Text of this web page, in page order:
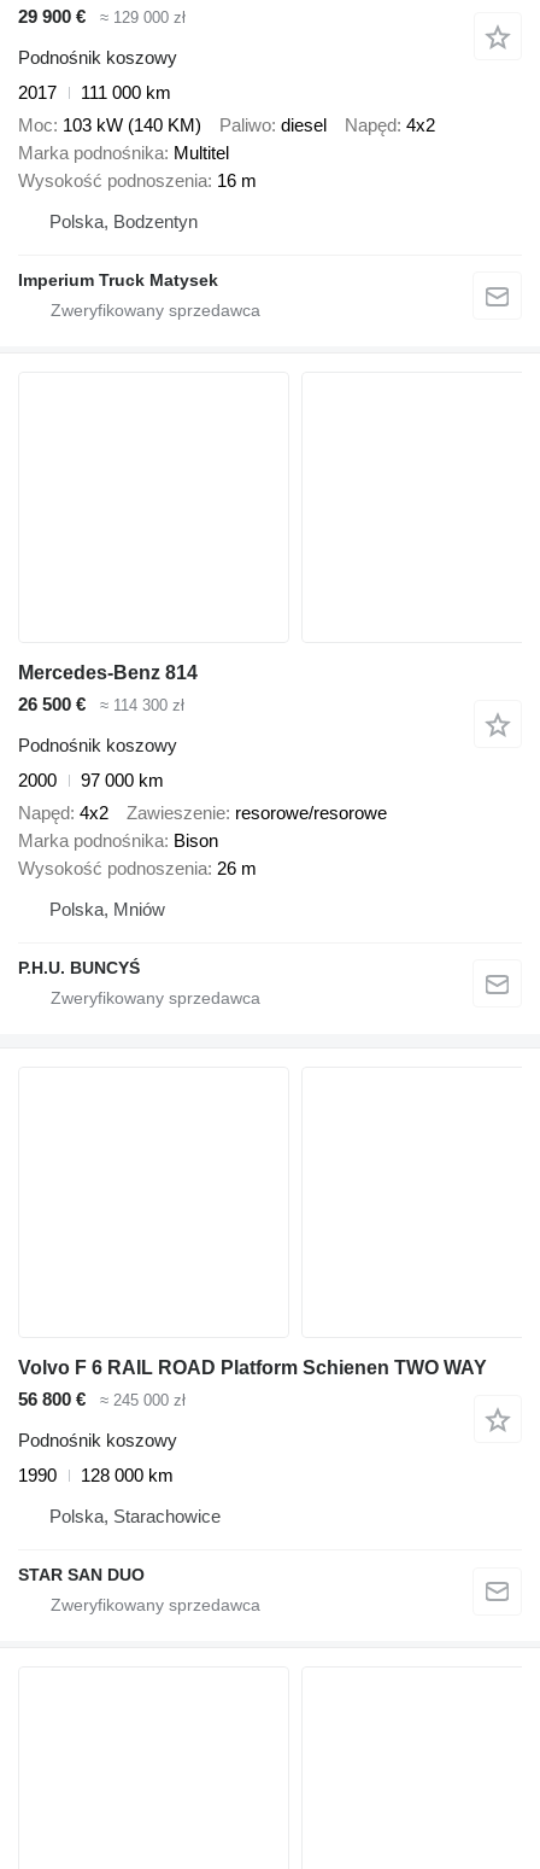
29 900 €
≈ 129 000 zł
Podnośnik koszowy
2017
111 000 km
Moc 103 kW (140 KM) Paliwo diesel Napęd 4x2
Marka podnośnika Multitel
Wysokość podnoszenia 16 m
Polska, Bodzentyn
Imperium Truck Matysek
Mercedes-Benz 814
26 500 €
≈ 114 300 zł
Podnośnik koszowy
2000
97 000 km
Napęd 4x2 Zawieszenie resorowe/resorowe
Marka podnośnika Bison
Wysokość podnoszenia 26 m
Polska, Mniów
P.H.U. BUNCYŚ
Volvo F 6 RAIL ROAD Platform Schienen TWO WAY
56 800 €
≈ 245 000 zł
Podnośnik koszowy
1990
128 000 km
Polska, Starachowice
STAR SAN DUO